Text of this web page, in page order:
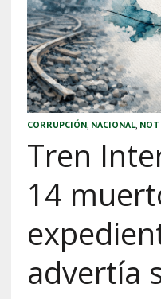
CORRUPCIÓN, NACIONAL,
Tren
14
advertía